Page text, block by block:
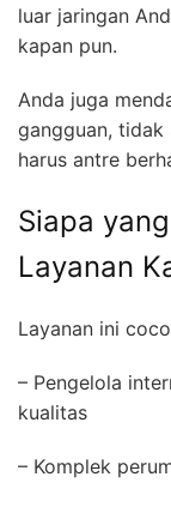
luar jaringan
kapan pun.
Anda juga
gangguan, tidak
harus antre
Siapa
Layanan
Layanan ini
– Pengelola
kualitas
– Komplek